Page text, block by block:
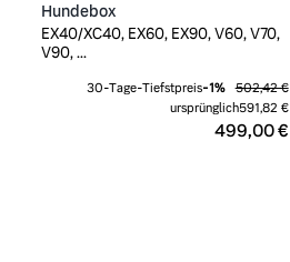
Hundebox
EX40/XC40, EX60, EX90, V60, V70,
V90, ...
499,00 €
30-Tage-Tiefstpreis-1%
502,42 €
ursprünglich591,82 €